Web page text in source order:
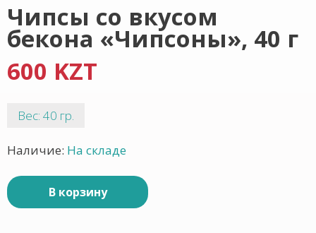
Чипсы со вкусом
бекона «Чипсоны», 40 г
600 KZT
Вес: 40 гр.
Наличие: На складе
В корзину